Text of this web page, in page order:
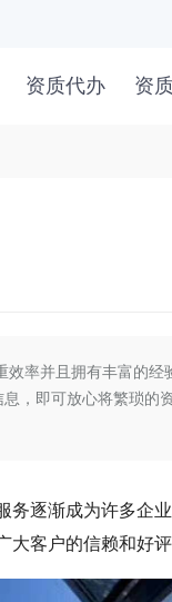
资质代办 资
率并且拥有丰富的经
，即可放心将繁琐的
逐渐成为许多企
客户的信赖和好评